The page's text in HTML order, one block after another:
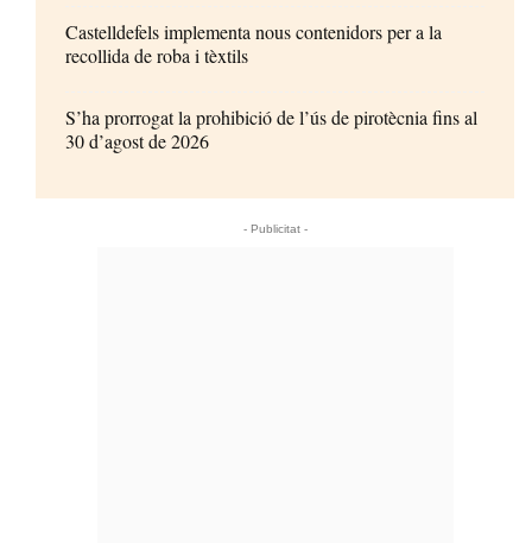
Castelldefels implementa nous contenidors per a la
recollida de roba i tèxtils
S’ha prorrogat la prohibició de l’ús de pirotècnia fins al
30 d’agost de 2026
- Publicitat -